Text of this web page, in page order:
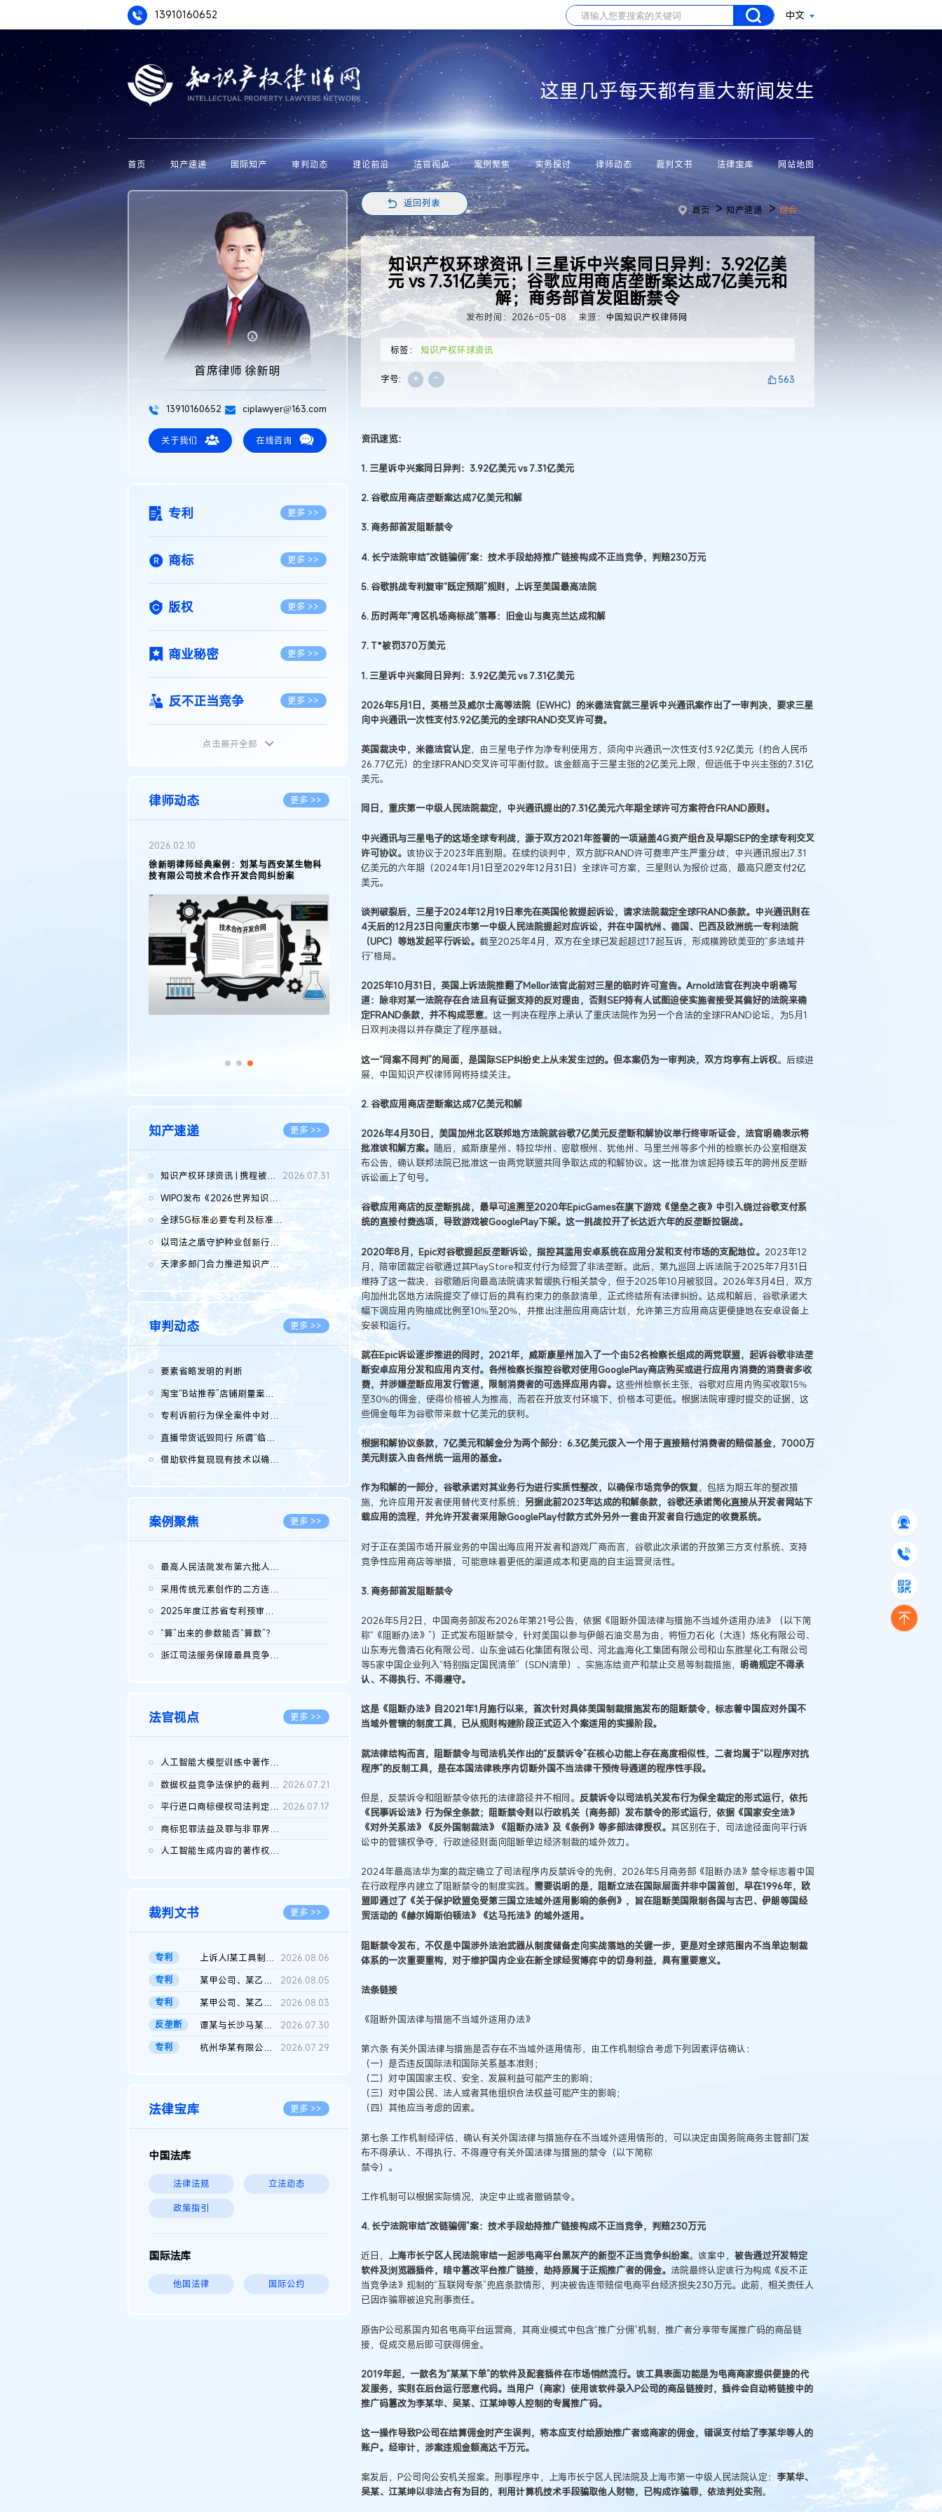
13910160652 中文
这里几乎每天都有重大新闻发生
首页 知产速递 国际知产 审判动态 理论前沿 法官视点 案例聚焦 实务探讨 律师动态 裁判文书 法律宝库 网站地图
首席律师 徐新明
13910160652 ciplawyer@163.com
关于我们 在线咨询
专利 更多 >>
商标 更多 >>
版权 更多 >>
商业秘密 更多 >>
反不正当竞争 更多 >>
植物新品种
地理标志 更多 >>
集成电路布图设计
传统文化 更多 >>
点击展开全部
律师动态 更多 >>
2026.05.11
徐新明律师接受《天津日报》采访：解读
2025年度天津市专利行政保护案例
2026.03.09
著名知识产权律师徐新明接受《中国经营
报》采访：技术革新下知识产权保护面临新
挑战与应对策略
2026.02.10
徐新明律师经典案例：刘某与西安某生物科
技有限公司技术合作开发合同纠纷案
知产速递 更多 >>
知识产权环球资讯 | 携程被市监总局罚51.79亿；瑞幸泰国商标案上...
2026.07.31
WIPO发布《2026世界知识产权报告》 含报告全文
全球5G标准必要专利及标准提案研究报告（2026年）全文发布
以司法之盾守护种业创新行稳致远
2026.08.05
天津多部门合力推进知识产权保护工作
2026.08.05
审判动态 更多 >>
要素省略发明的判断
淘宝“B站推荐”店铺刷量案维持原判，两被告连带赔偿150万元
专利诉前行为保全案件中对仿制药申请人曾作出三类声明的考量及违...
直播带货诋毁同行 所谓“临场发挥”不免责
借助软件复现现有技术以确认相关参数特征是否被公开
案例聚焦 更多 >>
最高人民法院发布第六批人民法院种业知识产权司法保护典型案例 含...
采用传统元素创作的二方连续装饰图案作品的独创性及侵权对比认定
2025年度江苏省专利预审典型案例
“算”出来的参数能否“算数”？
浙江司法服务保障最具竞争力营商环境建设典型案例（第二批）含侵...
法官视点 更多 >>
人工智能大模型训练中著作权的合理使用
2026.07.28
数据权益竞争法保护的裁判路径构建 2026.07.21
平行进口商标侵权司法判定规则的困境与纾解 2026.07.17
商标犯罪法益及罪与非罪界限研究
人工智能生成内容的著作权司法认定：演进逻辑、现实困境与规则建...
裁判文书 更多 >>
专利 上诉人I某工具制品有限公司与被上诉人程某及一审被告中华人民共和...
2026.08.06
专利
某甲公司、某乙公司、某丙公司申请诉前行为保全复议裁定书
2026.08.05
专利
某甲公司、某乙公司、官某与某丙公司专利申请权权属纠纷 二审判决...
2026.08.03
反垄断
谭某与长沙马某堆农产品股份有限公司滥用市场支配地位纠纷二审裁...
2026.07.30
专利
杭州华某有限公司与菲某有限公司侵害发明专利权纠纷 2026.07.29
法律宝库 更多 >>
中国法库
法律法规 立法动态
政策指引
国际法库
他国法律 国际公约
返回列表
首页 >知产速递 >综合
知识产权环球资讯 | 三星诉中兴案同日异判：3.92亿美
元 vs 7.31亿美元；谷歌应用商店垄断案达成7亿美元和
解；商务部首发阻断禁令
发布时间：2026-05-08 来源： 中国知识产权律师网
标签： 知识产权环球资讯
字号: + - 563
资讯速览：
1. 三星诉中兴案同日异判：3.92亿美元 vs 7.31亿美元
2. 谷歌应用商店垄断案达成7亿美元和解
3. 商务部首发阻断禁令
4. 长宁法院审结“改链骗佣”案：技术手段劫持推广链接构成不正当竞争，判赔230万元
5. 谷歌挑战专利复审“既定预期”规则，上诉至美国最高法院
6. 历时两年“湾区机场商标战”落幕：旧金山与奥克兰达成和解
7. T*被罚370万美元
1. 三星诉中兴案同日异判：3.92亿美元 vs 7.31亿美元
2026年5月1日，英格兰及威尔士高等法院（EWHC）的米德法官就三星诉中兴通讯案作出了一审判决，要求三星
向中兴通讯一次性支付3.92亿美元的全球FRAND交叉许可费。
英国裁决中，米德法官认定，由三星电子作为净专利使用方，须向中兴通讯一次性支付3.92亿美元（约合人民币
26.77亿元）的全球FRAND交叉许可平衡付款。该金额高于三星主张的2亿美元上限，但远低于中兴主张的7.31亿
美元。
同日，重庆第一中级人民法院裁定，中兴通讯提出的7.31亿美元六年期全球许可方案符合FRAND原则。
中兴通讯与三星电子的这场全球专利战，源于双方2021年签署的一项涵盖4G资产组合及早期SEP的全球专利交叉
许可协议。 该协议于2023年底到期。在续约谈判中，双方就FRAND许可费率产生严重分歧，中兴通讯报出7.31
亿美元的六年期（2024年1月1日至2029年12月31日）全球许可方案，三星则认为报价过高，最高只愿支付2亿
美元。
谈判破裂后，三星于2024年12月19日率先在英国伦敦提起诉讼，请求法院裁定全球FRAND条款。中兴通讯则在
4天后的12月23日向重庆市第一中级人民法院提起对应诉讼，并在中国杭州、德国、巴西及欧洲统一专利法院
（UPC）等地发起平行诉讼。 截至2025年4月，双方在全球已发起超过17起互诉，形成横跨欧美亚的“多法域并
行”格局。
2025年10月31日，英国上诉法院推翻了Mellor法官此前对三星的临时许可宣告。Arnold法官在判决中明确写
道：除非对某一法院存在合法且有证据支持的反对理由，否则SEP持有人试图迫使实施者接受其偏好的法院来确
定FRAND条款，并不构成恶意。这一判决在程序上承认了重庆法院作为另一个合法的全球FRAND论坛，为5月1
日双判决得以并存奠定了程序基础。
这一“同案不同判”的局面，是国际SEP纠纷史上从未发生过的。但本案仍为一审判决，双方均享有上诉权。后续进
展，中国知识产权律师网将持续关注。
2. 谷歌应用商店垄断案达成7亿美元和解
2026年4月30日，美国加州北区联邦地方法院就谷歌7亿美元反垄断和解协议举行终审听证会，法官明确表示将
批准该和解方案。 随后，威斯康星州、特拉华州、密歇根州、犹他州、马里兰州等多个州的检察长办公室相继发
布公告，确认联邦法院已批准这一由两党联盟共同争取达成的和解协议。这一批准为该起持续五年的跨州反垄断
诉讼画上了句号。
谷歌应用商店的反垄断挑战，最早可追溯至2020年EpicGames在旗下游戏《堡垒之夜》中引入绕过谷歌支付系
统的直接付费选项，导致游戏被GooglePlay下架。这一挑战拉开了长达近六年的反垄断拉锯战。
2020年8月，Epic对谷歌提起反垄断诉讼，指控其滥用安卓系统在应用分发和支付市场的支配地位。 2023年12
月，陪审团裁定谷歌通过其PlayStore和支付行为经营了非法垄断。此后，第九巡回上诉法院于2025年7月31日
维持了这一裁决，谷歌随后向最高法院请求暂缓执行相关禁令，但于2025年10月被驳回。2026年3月4日，双方
向加州北区地方法院提交了修订后的具有约束力的条款清单，正式终结所有法律纠纷。达成和解后，谷歌承诺大
幅下调应用内购抽成比例至10%至20%，并推出注册应用商店计划，允许第三方应用商店更便捷地在安卓设备上
安装和运行。
就在Epic诉讼逐步推进的同时，2021年，威斯康星州加入了一个由52名检察长组成的两党联盟，起诉谷歌非法垄
断安卓应用分发和应用内支付。各州检察长指控谷歌对使用GooglePlay商店购买或进行应用内消费的消费者多收
费，并涉嫌垄断应用发行管道，限制消费者的可选择应用内容。 这些州检察长主张，谷歌对应用内购买收取15%
至30%的佣金，使得价格被人为推高，而若在开放支付环境下，价格本可更低。根据法院审理时提交的证据，这
些佣金每年为谷歌带来数十亿美元的获利。
根据和解协议条款，7亿美元和解金分为两个部分：6.3亿美元拨入一个用于直接赔付消费者的赔偿基金，7000万
美元则拨入由各州统一运用的基金。
作为和解的一部分，谷歌承诺对其业务行为进行实质性整改，以确保市场竞争的恢复，包括为期五年的整改措
施，允许应用开发者使用替代支付系统； 另据此前2023年达成的和解条款，谷歌还承诺简化直接从开发者网站下
载应用的流程，并允许开发者采用除GooglePlay付款方式外另外一套由开发者自行选定的收费系统。
对于正在美国市场开展业务的中国出海应用开发者和游戏厂商而言，谷歌此次承诺的开放第三方支付系统、支持
竞争性应用商店等举措，可能意味着更低的渠道成本和更高的自主运营灵活性。
3. 商务部首发阻断禁令
2026年5月2日，中国商务部发布2026年第21号公告，依据《阻断外国法律与措施不当域外适用办法》（以下简
称“《阻断办法》”）正式发布阻断禁令，针对美国以参与伊朗石油交易为由，将恒力石化（大连）炼化有限公司、
山东寿光鲁清石化有限公司、山东金诚石化集团有限公司、河北鑫海化工集团有限公司和山东胜星化工有限公司
等5家中国企业列入“特别指定国民清单”（SDN清单）、实施冻结资产和禁止交易等制裁措施， 明确规定不得承
认、不得执行、不得遵守。
这是《阻断办法》自2021年1月施行以来，首次针对具体美国制裁措施发布的阻断禁令，标志着中国应对外国不
当域外管辖的制度工具，已从规则构建阶段正式迈入个案适用的实操阶段。
就法律结构而言，阻断禁令与司法机关作出的“反禁诉令”在核心功能上存在高度相似性，二者均属于“以程序对抗
程序”的反制工具，是在本国法律秩序内切断外国不当法律干预传导通道的程序性手段。
但是，反禁诉令和阻断禁令依托的法律路径并不相同。 反禁诉令以司法机关发布行为保全裁定的形式运行，依托
《民事诉讼法》行为保全条款；阻断禁令则以行政机关（商务部）发布禁令的形式运行，依据《国家安全法》
《对外关系法》《反外国制裁法》《阻断办法》及《条例》等多部法律授权。 其区别在于，司法途径面向平行诉
讼中的管辖权争夺，行政途径则面向阻断单边经济制裁的域外效力。
2024年最高法华为案的裁定确立了司法程序内反禁诉令的先例，2026年5月商务部《阻断办法》禁令标志着中国
在行政程序内建立了阻断禁令的制度实践。 需要说明的是，阻断立法在国际层面并非中国首创，早在1996年，欧
盟即通过了《关于保护欧盟免受第三国立法域外适用影响的条例》，旨在阻断美国限制各国与古巴、伊朗等国经
贸活动的《赫尔姆斯伯顿法》《达马托法》的域外适用。
阻断禁令发布，不仅是中国涉外法治武器从制度储备走向实战落地的关键一步，更是对全球范围内不当单边制裁
体系的一次重要重构，对于维护国内企业在新全球经贸博弈中的切身利益，具有重要意义。
法条链接
《阻断外国法律与措施不当域外适用办法》
第六条 有关外国法律与措施是否存在不当域外适用情形，由工作机制综合考虑下列因素评估确认：
（一）是否违反国际法和国际关系基本准则；
（二）对中国国家主权、安全、发展利益可能产生的影响；
（三）对中国公民、法人或者其他组织合法权益可能产生的影响；
（四）其他应当考虑的因素。
第七条 工作机制经评估，确认有关外国法律与措施存在不当域外适用情形的，可以决定由国务院商务主管部门发
布不得承认、不得执行、不得遵守有关外国法律与措施的禁令（以下简称
禁令）。
工作机制可以根据实际情况，决定中止或者撤销禁令。
4. 长宁法院审结“改链骗佣”案：技术手段劫持推广链接构成不正当竞争，判赔230万元
近日， 上海市长宁区人民法院审结一起涉电商平台黑灰产的新型不正当竞争纠纷案。该案中， 被告通过开发特定
软件及浏览器插件，暗中篡改平台推广链接，劫持原属于正规推广者的佣金。 法院最终认定该行为构成《反不正
当竞争法》规制的“互联网专条”兜底条款情形，判决被告连带赔偿电商平台经济损失230万元。此前，相关责任人
已因诈骗罪被追究刑事责任。
原告P公司系国内知名电商平台运营商，其商业模式中包含“推广分佣”机制，推广者分享带专属推广码的商品链
接，促成交易后即可获得佣金。
2019年起，一款名为“某某下单”的软件及配套插件在市场悄然流行。该工具表面功能是为电商商家提供便捷的代
发服务，实则在后台运行恶意代码。当用户（商家）使用该软件录入P公司的商品链接时，插件会自动将链接中的
推广码篡改为李某华、吴某、江某坤等人控制的专属推广码。
这一操作导致P公司在结算佣金时产生误判，将本应支付给原始推广者或商家的佣金，错误支付给了李某华等人的
账户。经审计，涉案违规金额高达千万元。
案发后，P公司向公安机关报案。刑事程序中，上海市长宁区人民法院及上海市第一中级人民法院认定： 李某华、
吴某、江某坤以非法占有为目的，利用计算机技术手段骗取他人财物，已构成诈骗罪，依法判处实刑。